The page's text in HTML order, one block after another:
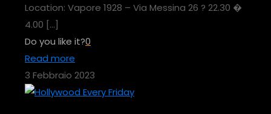
Location: Vapore 1928 – Via Messina 26 ? 22.30 �
4.00 […]
Do you like it?0
Read more
3 Febbraio 2023